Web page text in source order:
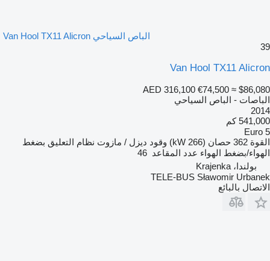
الباص السياحي Van Hool TX11 Alicron
39
Van Hool TX11 Alicron
AED 316,100 €74,500 ≈ $86,080
الباصات - الباص السياحي
2014
541,000 كم
Euro 5
القوة 362 حصان (266 kW) وقود ديزل / مازوت نظام التعليق بضغط
الهواء/بضغط الهواء عدد المقاعد 46
بولندا، Krajenka
TELE-BUS Sławomir Urbanek
الاتصال بالبائع